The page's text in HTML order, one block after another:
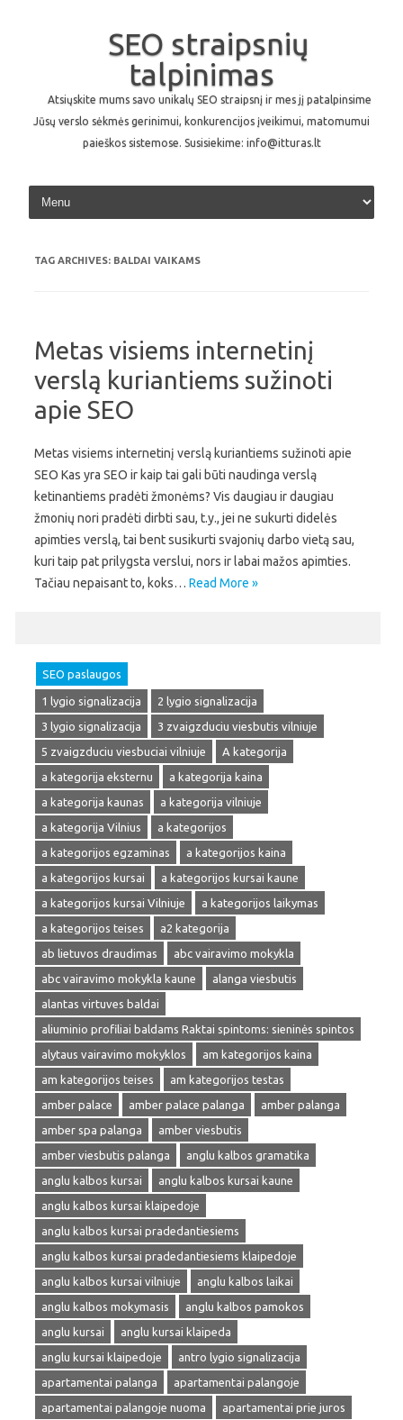
SEO straipsnių
talpinimas
Atsiųskite mums savo unikalų SEO straipsnį ir mes jį patalpinsime
Jūsų verslo sėkmės gerinimui, konkurencijos įveikimui, matomumui
paieškos sistemose. Susisiekime: info@itturas.lt
Skip to content
TAG ARCHIVES: BALDAI VAIKAMS
Metas visiems internetinį
verslą kuriantiems sužinoti
apie SEO
Metas visiems internetinį verslą kuriantiems sužinoti apie
SEO Kas yra SEO ir kaip tai gali būti naudinga verslą
ketinantiems pradėti žmonėms? Vis daugiau ir daugiau
žmonių nori pradėti dirbti sau, t.y., jei ne sukurti didelės
apimties verslą, tai bent susikurti svajonių darbo vietą sau,
kuri taip pat prilygsta verslui, nors ir labai mažos apimties.
Tačiau nepaisant to, koks… Read More »
SEO paslaugos
1 lygio signalizacija
2 lygio signalizacija
3 lygio signalizacija
3 zvaigzduciu viesbutis vilniuje
5 zvaigzduciu viesbuciai vilniuje
A kategorija
a kategorija eksternu
a kategorija kaina
a kategorija kaunas
a kategorija vilniuje
a kategorija Vilnius
a kategorijos
a kategorijos egzaminas
a kategorijos kaina
a kategorijos kursai
a kategorijos kursai kaune
a kategorijos kursai Vilniuje
a kategorijos laikymas
a kategorijos teises
a2 kategorija
ab lietuvos draudimas
abc vairavimo mokykla
abc vairavimo mokykla kaune
alanga viesbutis
alantas virtuves baldai
aliuminio profiliai baldams Raktai spintoms: sieninės spintos
alytaus vairavimo mokyklos
am kategorijos kaina
am kategorijos teises
am kategorijos testas
amber palace
amber palace palanga
amber palanga
amber spa palanga
amber viesbutis
amber viesbutis palanga
anglu kalbos gramatika
anglu kalbos kursai
anglu kalbos kursai kaune
anglu kalbos kursai klaipedoje
anglu kalbos kursai pradedantiesiems
anglu kalbos kursai pradedantiesiems klaipedoje
anglu kalbos kursai vilniuje
anglu kalbos laikai
anglu kalbos mokymasis
anglu kalbos pamokos
anglu kursai
anglu kursai klaipeda
anglu kursai klaipedoje
antro lygio signalizacija
apartamentai palanga
apartamentai palangoje
apartamentai palangoje nuoma
apartamentai prie juros